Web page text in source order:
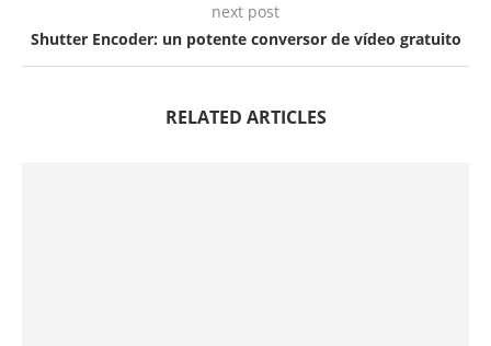
next post
Shutter Encoder: un potente conversor de vídeo gratuito
RELATED ARTICLES